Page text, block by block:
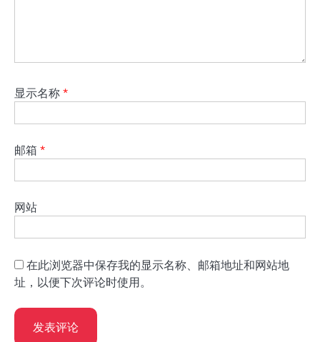
显示名称 *
邮箱 *
网站
在此浏览器中保存我的显示名称、邮箱地址和网站地
址，以便下次评论时使用。